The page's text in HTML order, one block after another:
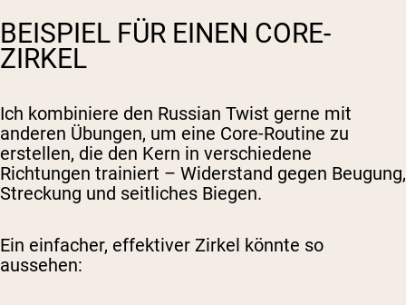
BEISPIEL FÜR EINEN CORE-
ZIRKEL
Ich kombiniere den Russian Twist gerne mit
anderen Übungen, um eine Core-Routine zu
erstellen, die den Kern in verschiedene
Richtungen trainiert – Widerstand gegen Beugung,
Streckung und seitliches Biegen.
Ein einfacher, effektiver Zirkel könnte so
aussehen: